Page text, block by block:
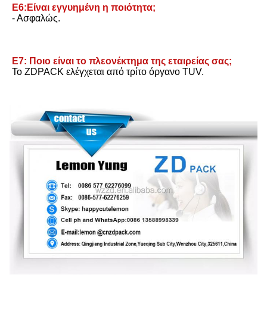
Ε6:Είναι εγγυημένη η ποιότητα;
- Ασφαλώς.
Ε7: Ποιο είναι το πλεονέκτημα της εταιρείας σας;
Το ZDPACK ελέγχεται από τρίτο όργανο TUV.